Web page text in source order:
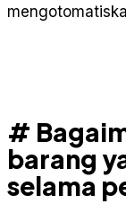
#
barang
selama